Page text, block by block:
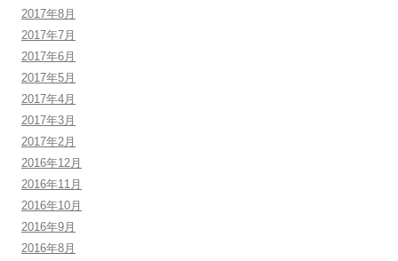
2017年8月
2017年7月
2017年6月
2017年5月
2017年4月
2017年3月
2017年2月
2016年12月
2016年11月
2016年10月
2016年9月
2016年8月